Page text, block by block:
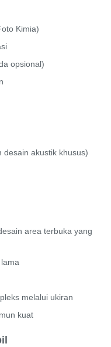
Kimia)
opsional)
desain akustik khusus)
area terbuka yang
melalui ukiran
kuat